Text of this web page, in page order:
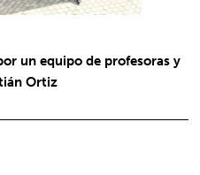
un equipo de profesoras y
Ortiz